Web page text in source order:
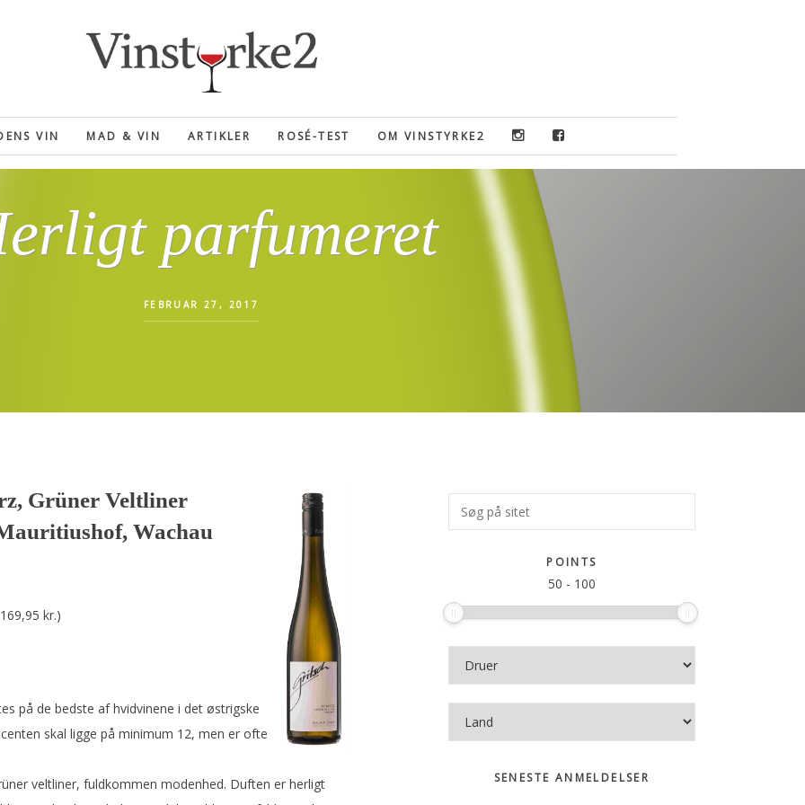
VIN MAD & VIN ARTIKLER ROSÉ-TEST OM VINSTYRKE2
parfumeret
FEBRUAR 27, 2017
Grüner Veltliner
Wachau
kr.)
på de bedste af hvidvinene i det østrigske
skal ligge på minimum 12, men er ofte
veltliner, fuldkommen modenhed. Duften er herligt
Primær
Sidebar
Søg
på
POINTS
50 - 100
SENESTE ANMELDELSER